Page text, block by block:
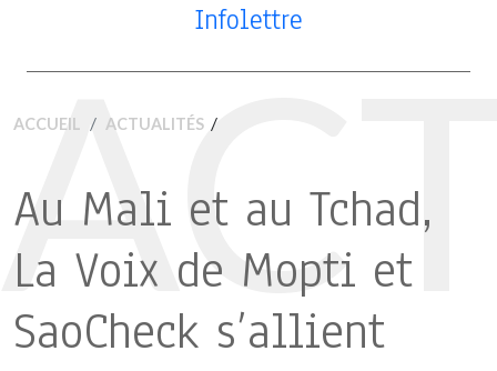
Infolettre
ACCUEIL ACTUALITÉS /
Au Mali et au Tchad,
La Voix de Mopti et
SaoCheck s’allient